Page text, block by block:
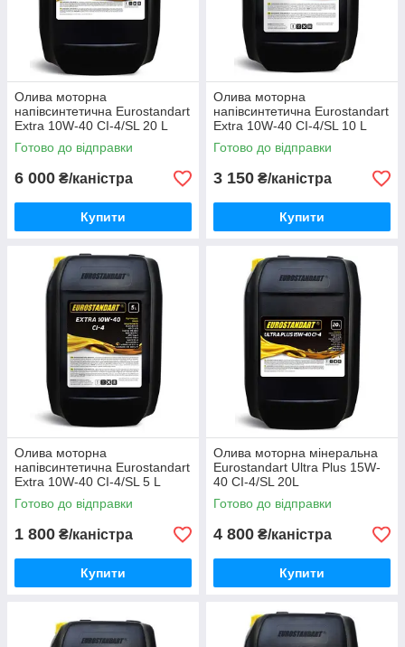
Олива моторна
напівсинтетична Eurostandart
Extra 10W-40 CI-4/SL 20 L
Готово до відправки
6 000 ₴/каністра
Купити
Олива моторна
напівсинтетична Eurostandart
Extra 10W-40 CI-4/SL 10 L
Готово до відправки
3 150 ₴/каністра
Купити
Олива моторна
напівсинтетична Eurostandart
Extra 10W-40 CI-4/SL 5 L
Готово до відправки
1 800 ₴/каністра
Купити
Олива моторна мінеральна
Eurostandart Ultra Plus 15W-
40 CI-4/SL 20L
Готово до відправки
4 800 ₴/каністра
Купити